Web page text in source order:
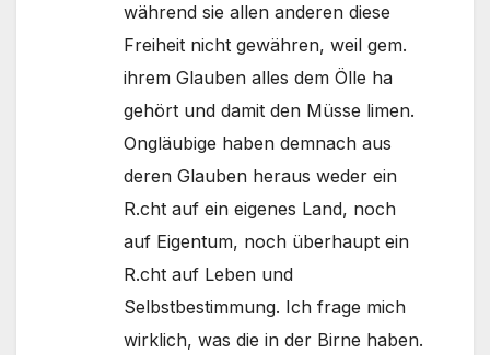
während sie allen anderen diese
Freiheit nicht gewähren, weil gem.
ihrem Glauben alles dem Ölle ha
gehört und damit den Müsse limen.
Ongläubige haben demnach aus
deren Glauben heraus weder ein
R.cht auf ein eigenes Land, noch
auf Eigentum, noch überhaupt ein
R.cht auf Leben und
Selbstbestimmung. Ich frage mich
wirklich, was die in der Birne haben.